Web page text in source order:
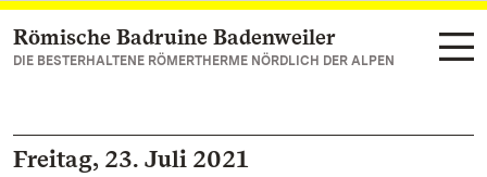
Zum Hauptinhalt springen
Römische Badruine Badenweiler
DIE BESTERHALTENE RÖMERTHERME NÖRDLICH DER ALPEN
Freitag, 23. Juli 2021